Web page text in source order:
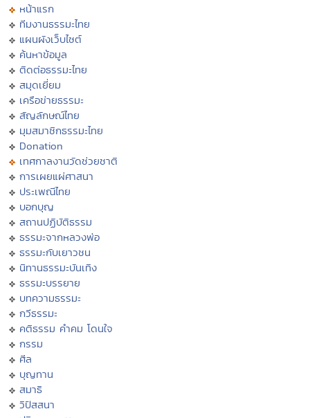
หน้าแรก
ทีมงานธรรมะไทย
แผนผังเว็บไซต์
ค้นหาข้อมูล
ติดต่อธรรมะไทย
สมุดเยี่ยม
เครือข่ายธรรมะ
สัญลักษณ์ไทย
มุมสมาชิกธรรมะไทย
Donation
เทศกาลงานวัดช่วยชาติ
การเผยแผ่ศาสนา
ประเพณีไทย
บอกบุญ
สถานปฏิบัติธรรม
ธรรมะจากหลวงพ่อ
ธรรมะกับเยาวชน
นิทานธรรมะบันเทิง
ธรรมะบรรยาย
บทความธรรมะ
กวีธรรมะ
คติธรรม คำคม โดนใจ
กรรม
ศีล
บุญทาน
สมาธิ
วิปัสสนา